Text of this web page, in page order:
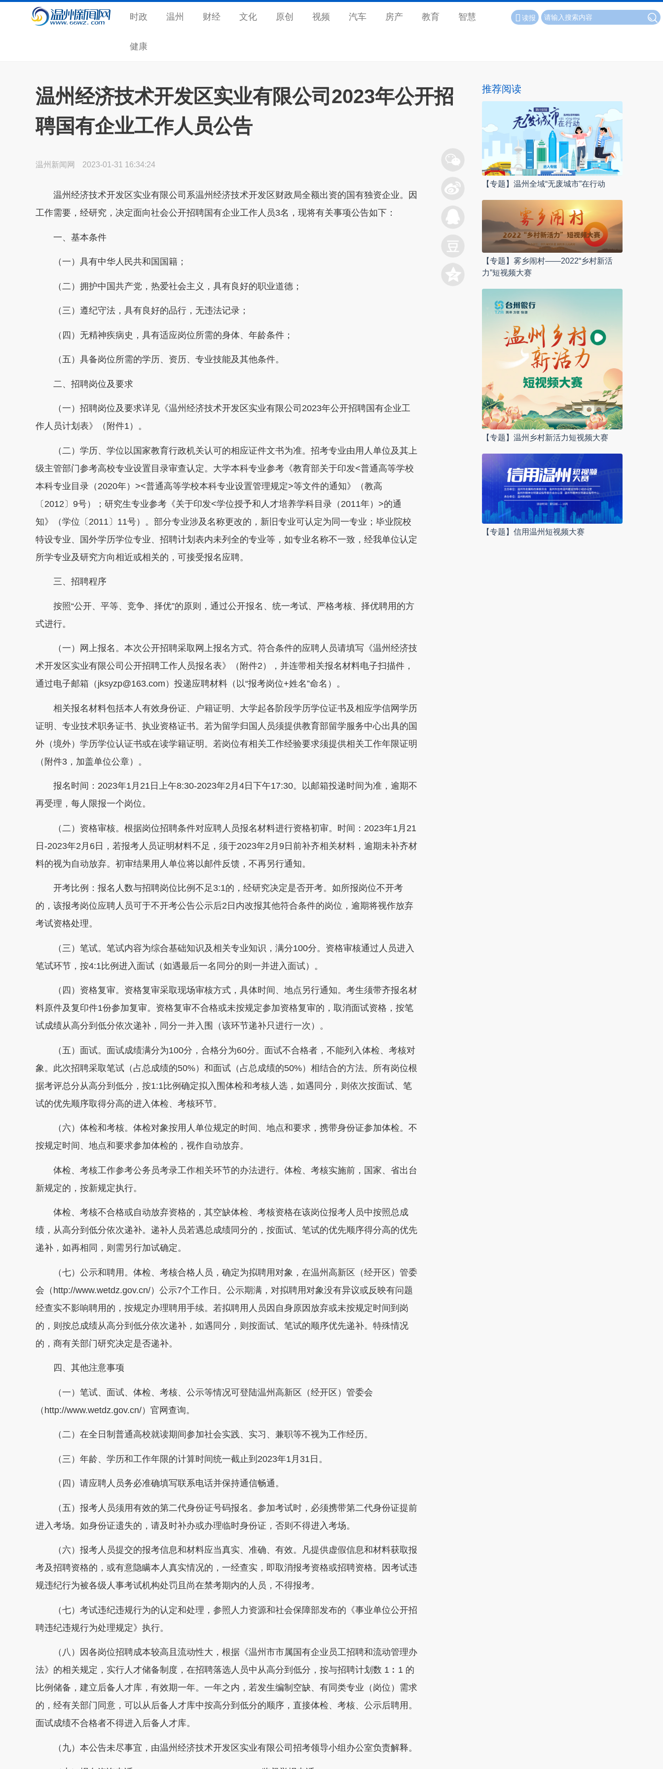
时政 温州 财经 文化 原创 视频 汽车 房产 教育 智慧
健康
读报
温州经济技术开发区实业有限公司2023年公开招
聘国有企业工作人员公告
温州新闻网 2023-01-31 16:34:24
温州经济技术开发区实业有限公司系温州经济技术开发区财政局全额出资的国有独资企业。因
工作需要，经研究，决定面向社会公开招聘国有企业工作人员3名，现将有关事项公告如下：
一、基本条件
（一）具有中华人民共和国国籍；
（二）拥护中国共产党，热爱社会主义，具有良好的职业道德；
（三）遵纪守法，具有良好的品行，无违法记录；
（四）无精神疾病史，具有适应岗位所需的身体、年龄条件；
（五）具备岗位所需的学历、资历、专业技能及其他条件。
二、招聘岗位及要求
（一）招聘岗位及要求详见《温州经济技术开发区实业有限公司2023年公开招聘国有企业工
作人员计划表》（附件1）。
（二）学历、学位以国家教育行政机关认可的相应证件文书为准。招考专业由用人单位及其上
级主管部门参考高校专业设置目录审查认定。大学本科专业参考《教育部关于印发<普通高等学校
本科专业目录（2020年）><普通高等学校本科专业设置管理规定>等文件的通知》（教高
〔2012〕9号）；研究生专业参考《关于印发<学位授予和人才培养学科目录（2011年）>的通
知》（学位〔2011〕11号）。部分专业涉及名称更改的，新旧专业可认定为同一专业；毕业院校
特设专业、国外学历学位专业、招聘计划表内未列全的专业等，如专业名称不一致，经我单位认定
所学专业及研究方向相近或相关的，可接受报名应聘。
三、招聘程序
按照“公开、平等、竞争、择优”的原则，通过公开报名、统一考试、严格考核、择优聘用的方
式进行。
（一）网上报名。本次公开招聘采取网上报名方式。符合条件的应聘人员请填写《温州经济技
术开发区实业有限公司公开招聘工作人员报名表》（附件2），并连带相关报名材料电子扫描件，
通过电子邮箱（jksyzp@163.com）投递应聘材料（以“报考岗位+姓名”命名）。
相关报名材料包括本人有效身份证、户籍证明、大学起各阶段学历学位证书及相应学信网学历
证明、专业技术职务证书、执业资格证书。若为留学归国人员须提供教育部留学服务中心出具的国
外（境外）学历学位认证书或在读学籍证明。若岗位有相关工作经验要求须提供相关工作年限证明
（附件3，加盖单位公章）。
报名时间：2023年1月21日上午8:30-2023年2月4日下午17:30。以邮箱投递时间为准，逾期不
再受理，每人限报一个岗位。
（二）资格审核。根据岗位招聘条件对应聘人员报名材料进行资格初审。时间：2023年1月21
日-2023年2月6日，若报考人员证明材料不足，须于2023年2月9日前补齐相关材料，逾期未补齐材
料的视为自动放弃。初审结果用人单位将以邮件反馈，不再另行通知。
开考比例：报名人数与招聘岗位比例不足3:1的，经研究决定是否开考。如所报岗位不开考
的，该报考岗位应聘人员可于不开考公告公示后2日内改报其他符合条件的岗位，逾期将视作放弃
考试资格处理。
（三）笔试。笔试内容为综合基础知识及相关专业知识，满分100分。资格审核通过人员进入
笔试环节，按4:1比例进入面试（如遇最后一名同分的则一并进入面试）。
（四）资格复审。资格复审采取现场审核方式，具体时间、地点另行通知。考生须带齐报名材
料原件及复印件1份参加复审。资格复审不合格或未按规定参加资格复审的，取消面试资格，按笔
试成绩从高分到低分依次递补，同分一并入围（该环节递补只进行一次）。
（五）面试。面试成绩满分为100分，合格分为60分。面试不合格者，不能列入体检、考核对
象。此次招聘采取笔试（占总成绩的50%）和面试（占总成绩的50%）相结合的方法。所有岗位根
据考评总分从高分到低分，按1:1比例确定拟入围体检和考核人选，如遇同分，则依次按面试、笔
试的优先顺序取得分高的进入体检、考核环节。
（六）体检和考核。体检对象按用人单位规定的时间、地点和要求，携带身份证参加体检。不
按规定时间、地点和要求参加体检的，视作自动放弃。
体检、考核工作参考公务员考录工作相关环节的办法进行。体检、考核实施前，国家、省出台
新规定的，按新规定执行。
体检、考核不合格或自动放弃资格的，其空缺体检、考核资格在该岗位报考人员中按照总成
绩，从高分到低分依次递补。递补人员若遇总成绩同分的，按面试、笔试的优先顺序得分高的优先
递补，如再相同，则需另行加试确定。
（七）公示和聘用。体检、考核合格人员，确定为拟聘用对象，在温州高新区（经开区）管委
会（http://www.wetdz.gov.cn/）公示7个工作日。公示期满，对拟聘用对象没有异议或反映有问题
经查实不影响聘用的，按规定办理聘用手续。若拟聘用人员因自身原因放弃或未按规定时间到岗
的，则按总成绩从高分到低分依次递补，如遇同分，则按面试、笔试的顺序优先递补。特殊情况
的，商有关部门研究决定是否递补。
四、其他注意事项
（一）笔试、面试、体检、考核、公示等情况可登陆温州高新区（经开区）管委会
（http://www.wetdz.gov.cn/）官网查询。
（二）在全日制普通高校就读期间参加社会实践、实习、兼职等不视为工作经历。
（三）年龄、学历和工作年限的计算时间统一截止到2023年1月31日。
（四）请应聘人员务必准确填写联系电话并保持通信畅通。
（五）报考人员须用有效的第二代身份证号码报名。参加考试时，必须携带第二代身份证提前
进入考场。如身份证遗失的，请及时补办或办理临时身份证，否则不得进入考场。
（六）报考人员提交的报考信息和材料应当真实、准确、有效。凡提供虚假信息和材料获取报
考及招聘资格的，或有意隐瞒本人真实情况的，一经查实，即取消报考资格或招聘资格。因考试违
规违纪行为被各级人事考试机构处罚且尚在禁考期内的人员，不得报考。
（七）考试违纪违规行为的认定和处理，参照人力资源和社会保障部发布的《事业单位公开招
聘违纪违规行为处理规定》执行。
（八）因各岗位招聘成本较高且流动性大，根据《温州市市属国有企业员工招聘和流动管理办
法》的相关规定，实行人才储备制度，在招聘落选人员中从高分到低分，按与招聘计划数 1︰1 的
比例储备，建立后备人才库，有效期一年。一年之内，若发生编制空缺、有同类专业（岗位）需求
的，经有关部门同意，可以从后备人才库中按高分到低分的顺序，直接体检、考核、公示后聘用。
面试成绩不合格者不得进入后备人才库。
（九）本公告未尽事宜，由温州经济技术开发区实业有限公司招考领导小组办公室负责解释。
推荐阅读
【专题】温州全域“无废城市”在行动
【专题】雾乡闹村——2022“乡村新活
力”短视频大赛
【专题】温州乡村新活力短视频大赛
【专题】信用温州短视频大赛